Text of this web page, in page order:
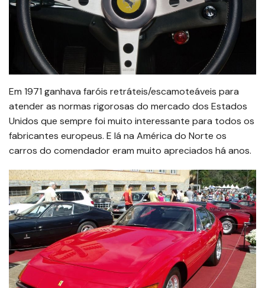
Em 1971 ganhava faróis retráteis/escamoteáveis para
atender as normas rigorosas do mercado dos Estados
Unidos que sempre foi muito interessante para todos os
fabricantes europeus. E lá na América do Norte os
carros do comendador eram muito apreciados há anos.